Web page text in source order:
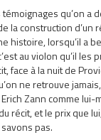
qu’on a
la construction d’un
histoire, lorsqu’il a
au violon qu’il les
face à la nuit de
ne retrouve jamais,
Zann comme lui-
récit, et le prix que
pas.